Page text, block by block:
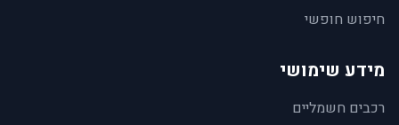
חיפוש חופשי
מידע שימושי
רכבים חשמליים